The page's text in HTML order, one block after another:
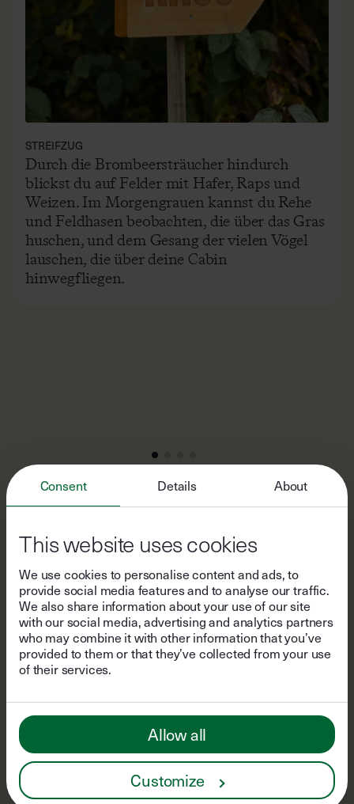
Consent Details About
This website uses cookies
We use cookies to personalise content and ads, to
provide social media features and to analyse our traffic.
We also share information about your use of our site
with our social media, advertising and analytics partners
who may combine it with other information that you’ve
provided to them or that they’ve collected from your use
of their services.
Allow all
Customize
Durch die Brombeersträucher hindurch
blickst du auf Felder mit Hafer, Raps und
Weizen. Im Morgengrauen kannst du Rehe
und Feldhasen beobachten, die über das Gras
huschen, und dem Gesang der vielen Vögel
lauschen, die über deine Cabin
hinwegfliegen.
FAQs
Sind die Cabins für einen
Aufenthalt mit Kindern
geeignet?
In unseren Cabins gibt es ein Doppelbett à
Kleinkinder ist, je nachdem wie kuschelig ihr es mögt.
Aufgrund des Holzofens und der Stufen zur Terrasse
sind unsere Cabins jedoch leider nicht zu 100%
kindersicher.
Bitte wäge vor deiner Buchung selbst ab, ob du mit
einem (Klein)kind anreisen möchtest: Beachte, dass
Abenteuerlichkeit zu
Je nach Lage unserer Cabins variiert die Infrastruktur
vor Ort. Wie abenteuerlich es dort werden kann,
kannst du anhand der Icons „Abenteuer-Level 1-3"
Was ist im Aufenthaltspreis